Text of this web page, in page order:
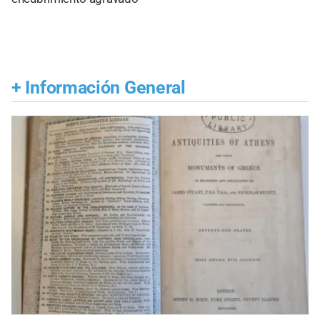
+ Información General